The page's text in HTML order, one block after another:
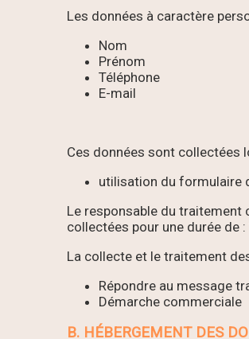
Les données à caractère
Nom
Prénom
Téléphone
E-mail
Ces données sont collectées
utilisation du formulaire
Le responsable du traitement
collectées pour une durée de
La collecte et le traitement
Répondre au message
Démarche commerciale
B. HÉBERGEMENT DES